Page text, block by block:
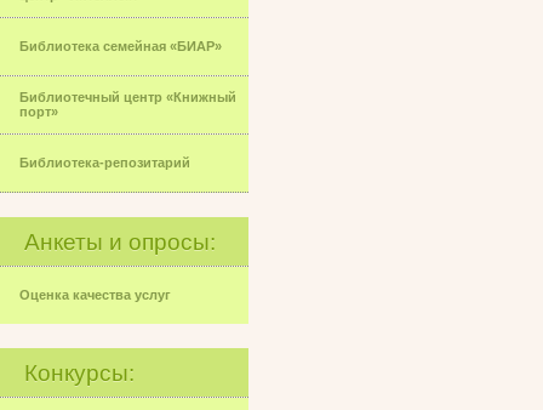
Библиотека семейная «БИАР»
Библиотечный центр «Книжный
порт»
Библиотека-репозитарий
Анкеты и опросы:
Оценка качества услуг
Конкурсы: